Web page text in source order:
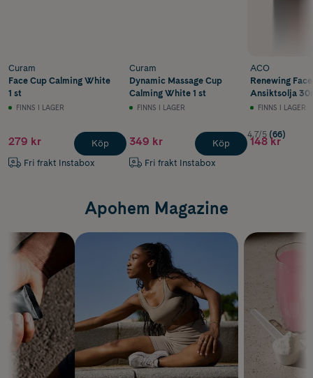
Curam
Face Cup Calming White
1 st
FINNS I LAGER
279 kr
Fri frakt Instabox
Köp
Curam
Dynamic Massage Cup
Calming White 1 st
FINNS I LAGER
349 kr
Fri frakt Instabox
Köp
ACO
Renewing
Ansiktsolja
FINNS I LAGER
4.7/5 (66)
148 kr
Apohem Magazine